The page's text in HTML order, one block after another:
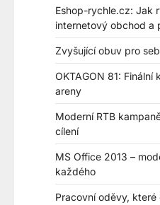
Eshop-rychle.cz: Jak
internetový obchod a
Zvyšující obuv pro
OKTAGON 81:
areny
Moderní RTB
cílení
MS Office 2013 –
každého
Pracovní oděvy,